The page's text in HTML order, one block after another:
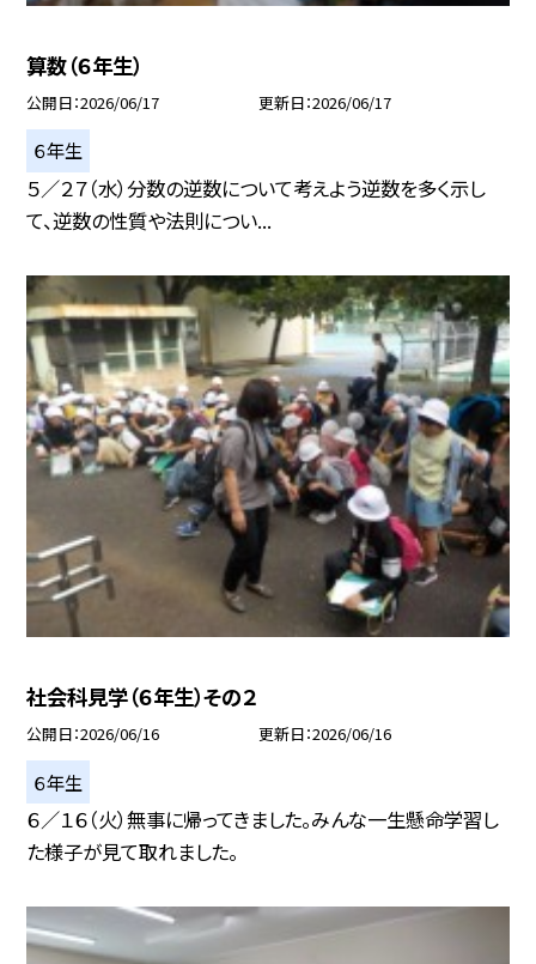
算数（６年生）
公開日 2026/06/17 更新日 2026/06/17
６年生
５／２７（水）分数の逆数について考えよう逆数を多く示し
て、逆数の性質や法則につい...
社会科見学（６年生）その２
公開日 2026/06/16 更新日 2026/06/16
６年生
６／１６（火）無事に帰ってきました。みんな一生懸命学習し
た様子が見て取れました。